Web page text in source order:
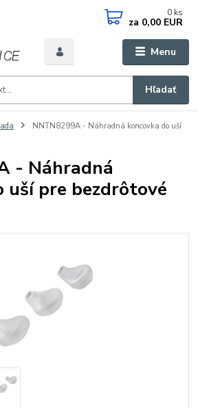
Menu
Hľadať
0 ks
za 0,00 EUR
NNTN8299A - Náhradná koncovka do uší
- Náhradná
uší pre bezdrôtové